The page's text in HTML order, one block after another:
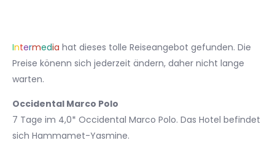
Intermedia hat dieses tolle Reiseangebot gefunden. Die
Preise könenn sich jederzeit ändern, daher nicht lange
warten.
Occidental Marco Polo
7 Tage im 4,0* Occidental Marco Polo. Das Hotel befindet
sich Hammamet-Yasmine.